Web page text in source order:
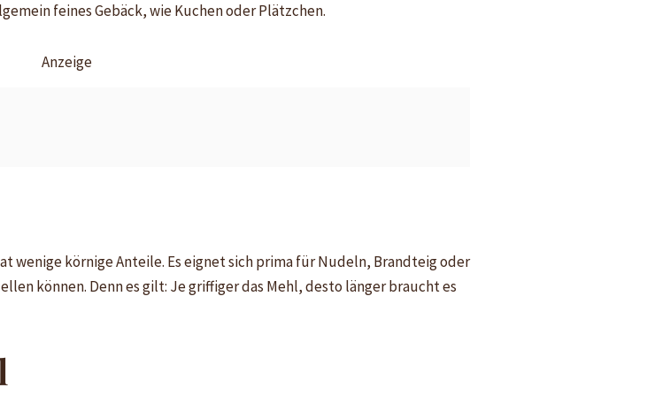
feines Gebäck, wie Kuchen oder Plätzchen.
Anzeige
wenige körnige Anteile. Es eignet sich prima für Nudeln, Brandteig oder
können. Denn es gilt: Je griffiger das Mehl, desto länger braucht es